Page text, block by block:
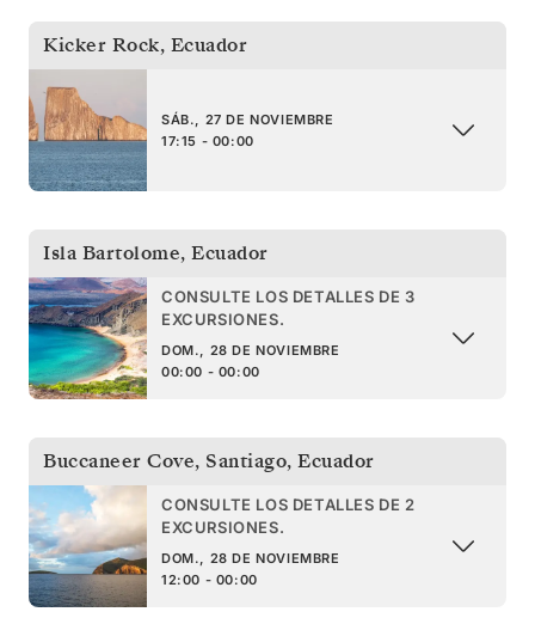
Kicker Rock, Ecuador
SÁB., 27 DE NOVIEMBRE
17:15 - 00:00
Isla Bartolome, Ecuador
CONSULTE LOS DETALLES DE 3
EXCURSIONES.
DOM., 28 DE NOVIEMBRE
00:00 - 00:00
Buccaneer Cove, Santiago, Ecuador
CONSULTE LOS DETALLES DE 2
EXCURSIONES.
DOM., 28 DE NOVIEMBRE
12:00 - 00:00